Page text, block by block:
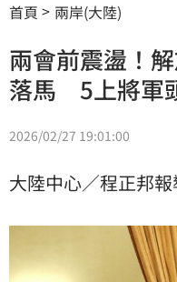
首頁 兩岸(大陸)
兩會前震盪！
落馬 5上將軍
2026/02/27 19:01:00
大陸中心／程正邦報